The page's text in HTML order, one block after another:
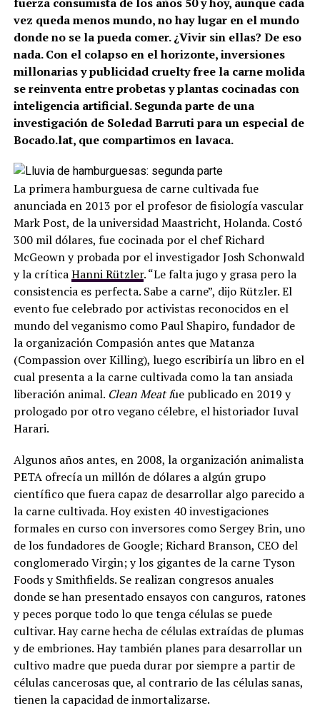
vez queda menos mundo, no hay lugar en el mundo
donde no se la pueda comer. ¿Vivir sin ellas? De eso
nada. Con el colapso en el horizonte, inversiones
millonarias y publicidad cruelty free la carne molida
se reinventa entre probetas y plantas cocinadas con
inteligencia artificial. Segunda parte de una
investigación de Soledad Barruti para un especial de
Bocado.lat, que compartimos en lavaca.
La primera hamburguesa de carne cultivada fue
anunciada en 2013 por el profesor de fisiología vascular
Mark Post, de la universidad Maastricht, Holanda. Costó
300 mil dólares, fue cocinada por el chef Richard
McGeown y probada por el investigador Josh Schonwald
y la críticaHanni Rützler. “Le falta jugo y grasa pero la
consistencia es perfecta. Sabe a carne”, dijo Rützler. El
evento fue celebrado por activistas reconocidos en el
mundo del veganismo como Paul Shapiro, fundador de
la organización Compasión antes que Matanza
(Compassion over Killing), luego escribiría un libro en el
cual presenta a la carne cultivada como la tan ansiada
liberación animal. Clean Meat fue publicado en 2019 y
prologado por otro vegano célebre, el historiador Iuval
Harari.
Algunos años antes, en 2008, la organización animalista
PETA ofrecía un millón de dólares a algún grupo
científico que fuera capaz de desarrollar algo parecido a
la carne cultivada. Hoy existen 40 investigaciones
formales en curso con inversores como Sergey Brin, uno
de los fundadores de Google; Richard Branson, CEO del
conglomerado Virgin; y los gigantes de la carne Tyson
Foods y Smithfields. Se realizan congresos anuales
donde se han presentado ensayos con canguros, ratones
y peces porque todo lo que tenga células se puede
cultivar. Hay carne hecha de células extraídas de plumas
y de embriones. Hay también planes para desarrollar un
cultivo madre que pueda durar por siempre a partir de
células cancerosas que, al contrario de las células sanas,
tienen la capacidad de inmortalizarse.